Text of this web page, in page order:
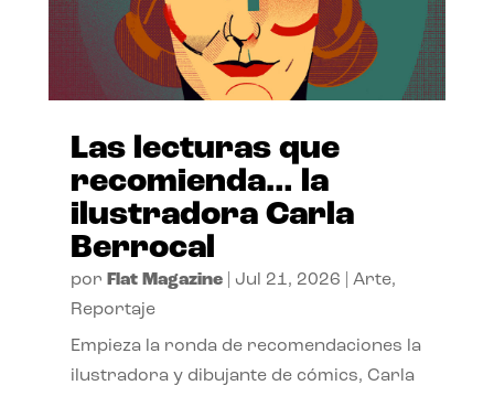
Las lecturas que
recomienda… la
ilustradora Carla
Berrocal
por Flat Magazine| Jul 21, 2026 Arte,
Reportaje
Empieza la ronda de recomendaciones la
ilustradora y dibujante de cómics, Carla